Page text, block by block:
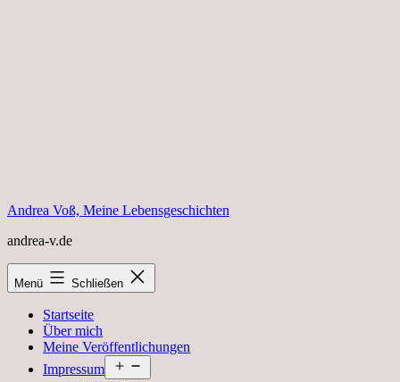
Andrea Voß, Meine Lebensgeschichten
andrea-v.de
Menü Schließen
Startseite
Über mich
Meine Veröffentlichungen
Impressum
öffnen